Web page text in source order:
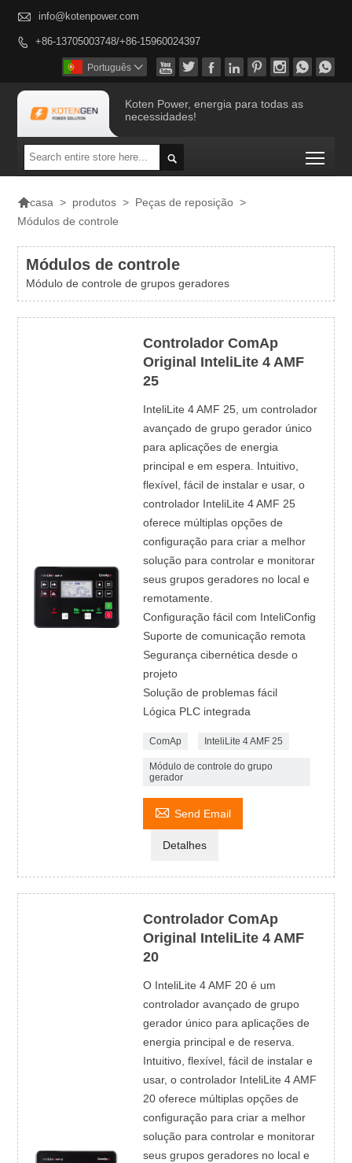
 info@kotenpower.com
 +86-13705003748/+86-15960024397
       
Português 
Koten Power, energia para todas as
necessidades!

casa > produtos > Peças de reposição >
Módulos de controle
Módulos de controle
Módulo de controle de grupos geradores
Controlador ComAp
Original InteliLite 4 AMF
25
InteliLite 4 AMF 25, um controlador
avançado de grupo gerador único
para aplicações de energia
principal e em espera. Intuitivo,
flexível, fácil de instalar e usar, o
controlador InteliLite 4 AMF 25
oferece múltiplas opções de
configuração para criar a melhor
solução para controlar e monitorar
seus grupos geradores no local e
remotamente.
Configuração fácil com InteliConfig
Suporte de comunicação remota
Segurança cibernética desde o
projeto
Solução de problemas fácil
Lógica PLC integrada
ComAp InteliLite 4 AMF 25
Módulo de controle do grupo
gerador
 Send Email
Detalhes
Controlador ComAp
Original InteliLite 4 AMF
20
O InteliLite 4 AMF 20 é um
controlador avançado de grupo
gerador único para aplicações de
energia principal e de reserva.
Intuitivo, flexível, fácil de instalar e
usar, o controlador InteliLite 4 AMF
20 oferece múltiplas opções de
configuração para criar a melhor
solução para controlar e monitorar
seus grupos geradores no local e